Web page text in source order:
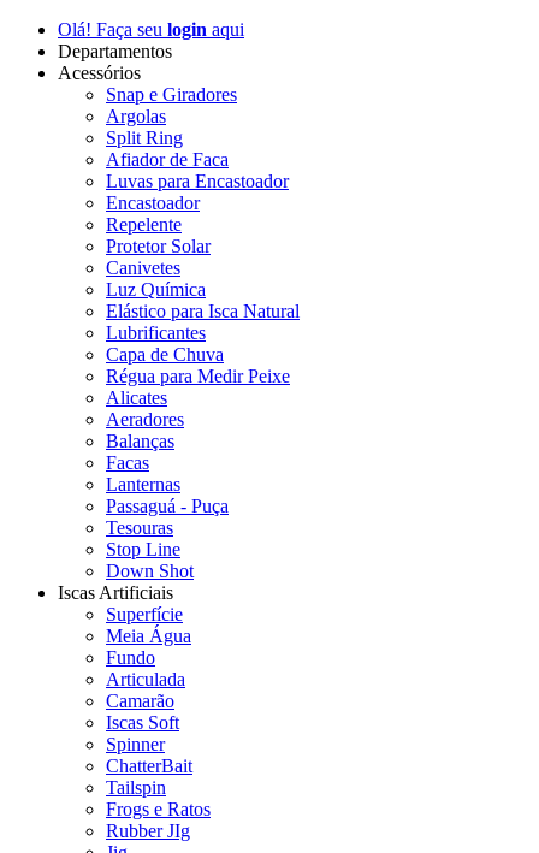
Olá! Faça seu login aqui
Departamentos
Acessórios
Snap e Giradores
Argolas
Split Ring
Afiador de Faca
Luvas para Encastoador
Encastoador
Repelente
Protetor Solar
Canivetes
Luz Química
Elástico para Isca Natural
Lubrificantes
Capa de Chuva
Régua para Medir Peixe
Alicates
Aeradores
Balanças
Facas
Lanternas
Passaguá - Puça
Tesouras
Stop Line
Down Shot
Iscas Artificiais
Superfície
Meia Água
Fundo
Articulada
Camarão
Iscas Soft
Spinner
ChatterBait
Tailspin
Frogs e Ratos
Rubber JIg